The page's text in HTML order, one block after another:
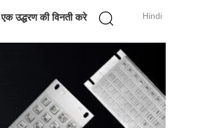
Hindi
एक उद्धरण की विनती करे